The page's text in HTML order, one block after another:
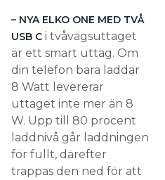
– NYA ELKO ONE MED TVÅ
USB C i tvåvägsuttaget
är ett smart uttag. Om
din telefon bara laddar
8 Watt levererar
uttaget inte mer än 8
W. Upp till 80 procent
laddnivå går laddningen
för fullt, därefter
trappas den ned för att